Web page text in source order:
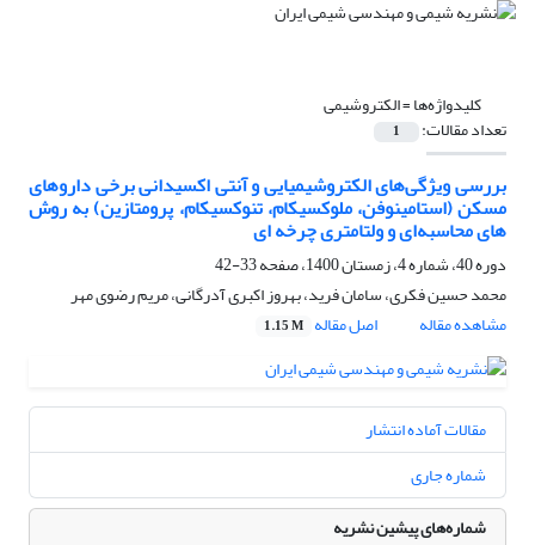
کلیدواژه‌ها =الکتروشیمی
تعداد مقالات: 1
بررسی ویژگی‌های الکتروشیمیایی و آنتی اکسیدانی برخی داروهای
مسکن (استامینوفن، ملوکسیکام، تنوکسیکام، پرومتازین) به روش
های محاسبه‌ای و ولتامتری چرخه ای
دوره 40، شماره 4، زمستان 1400، صفحه
33-42
محمد حسین فکری، سامان فرید، بهروز اکبری آدرگانی، مریم رضوی مهر
مشاهده مقاله
اصل مقاله 1.15 M
مقالات آماده انتشار
شماره جاری
شماره‌های پیشین نشریه